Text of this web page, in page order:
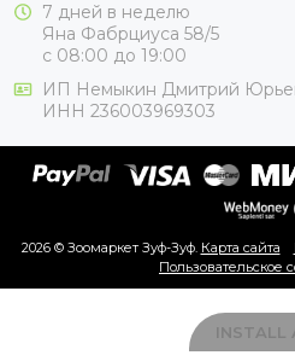
7 дней в неделю
Яна Фабрциуса 58/5
с 08:00 до 19:00
ИП Немыкин Дмитрий
ИНН 236003969303
2026 © Зоомаркет Зуф-Зуф. Карта сайта
Пользовательское
INSTALL